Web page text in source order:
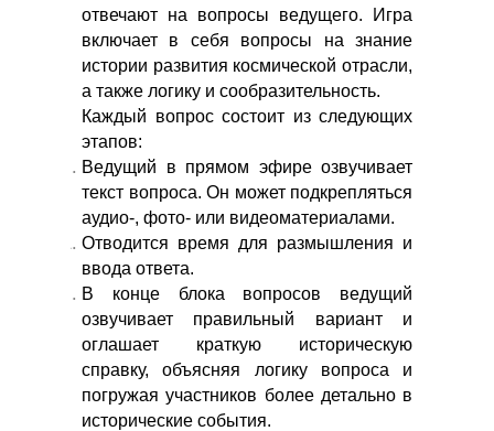
отвечают на вопросы ведущего. Игра
включает в себя вопросы на знание
истории развития космической отрасли,
а также логику и сообразительность.
Каждый вопрос состоит из следующих
этапов:
Ведущий в прямом эфире озвучивает
текст вопроса. Он может подкрепляться
аудио-, фото- или видеоматериалами.
Отводится время для размышления и
ввода ответа.
В конце блока вопросов ведущий
озвучивает правильный вариант и
оглашает краткую историческую
справку, объясняя логику вопроса и
погружая участников более детально в
исторические события.